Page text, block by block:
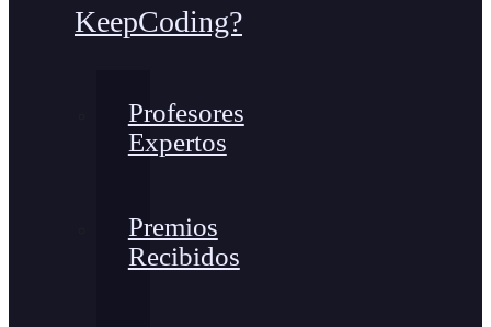
KeepCoding?
Profesores
Expertos
Premios
Recibidos